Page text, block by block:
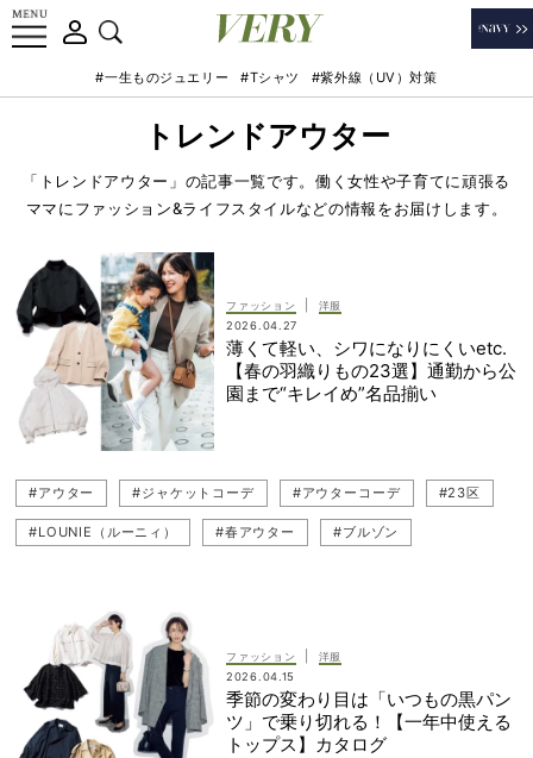
#一生ものジュエリー #Tシャツ #紫外線（UV）対策
トレンドアウター
「トレンドアウター」の記事一覧です。働く女性や子育てに頑張る
ママにファッション&ライフスタイルなどの情報をお届けします。
ファッション
洋服
2026.04.27
薄くて軽い、シワになりにくいetc.
【春の羽織りもの23選】通勤から公
園まで“キレイめ”名品揃い
#アウター #ジャケットコーデ #アウターコーデ #23区
#LOUNIE（ルーニィ） #春アウター #ブルゾン
#STUNNING LURE（スタニングルアー）
#RIM.ARK（リムアーク） #咲 和希 #ジャケット
#THE RERACS（ザ・リラクス） #トレンドアウター
#martinique（マルティニーク） #LE PHIL（ル フィル）
ファッション
洋服
2026.04.15
季節の変わり目は「いつもの黒パン
ツ」で乗り切れる！【一年中使える
トップス】カタログ